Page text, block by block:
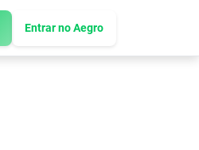
Entrar no Aegro